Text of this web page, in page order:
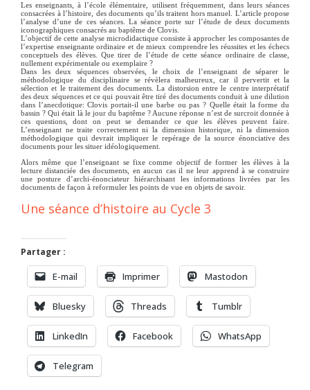
Les enseignants, à l’école élémentaire, utilisent fréquemment, dans leurs séances
consacrées à l’histoire, des documents qu’ils traitent hors manuel. L’article propose
l’analyse d’une de ces séances. La séance porte sur l’étude de deux documents
iconographiques consacrés au baptême de Clovis.
L’objectif de cette analyse microdidactique consiste à approcher les composantes de
l’expertise enseignante ordinaire et de mieux comprendre les réussites et les échecs
conceptuels des élèves. Que tirer de l’étude de cette séance ordinaire de classe,
nullement expérimentale ou exemplaire ?
Dans les deux séquences observées, le choix de l’enseignant de séparer le
méthodologique du disciplinaire se révèlera malheureux, car il pervertit et la
sélection et le traitement des documents. La distorsion entre le centre interprétatif
des deux séquences et ce qui pouvait être tiré des documents conduit à une dilution
dans l’anecdotique: Clovis portait-il une barbe ou pas ? Quelle était la forme du
bassin ? Qui était là le jour du baptême ? Aucune réponse n’est de surcroit donnée à
ces questions, dont on peut se demander ce que les élèves peuvent faire.
L’enseignant ne traite correctement ni la dimension historique, ni la dimension
méthodologique qui devrait impliquer le repérage de la source énonciative des
documents pour les situer idéologiquement.
Alors même que l’enseignant se fixe comme objectif de former les élèves à la
lecture distanciée des documents, en aucun cas il ne leur apprend à se construire
une posture d’archi-énonciateur hiérarchisant les informations livrées par les
documents de façon à reformuler les points de vue en objets de savoir.
Une séance d’histoire au Cycle 3
Partager :
E-mail Imprimer Mastodon
Bluesky Threads Tumblr
LinkedIn Facebook WhatsApp
Telegram